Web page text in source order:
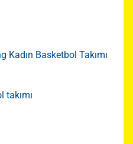
Kadın Basketbol Takımı
takımı